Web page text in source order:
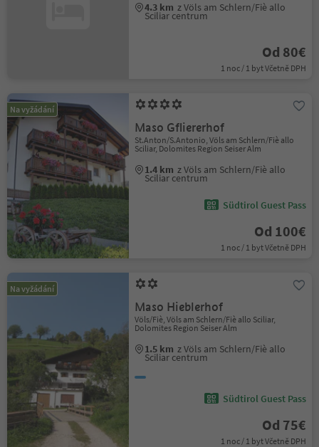
4.3 km z Völs am Schlern/Fiè allo
Sciliar centrum
Od 80€
1 noc / 1 byt Včetně DPH
Na vyžádání
Maso Gfliererhof
St.Anton/S.Antonio, Völs am Schlern/Fiè allo
Sciliar, Dolomites Region Seiser Alm
1.4 km z Völs am Schlern/Fiè allo
Sciliar centrum
Südtirol Guest Pass
Od 100€
1 noc / 1 byt Včetně DPH
Na vyžádání
Maso Hieblerhof
Völs/Fiè, Völs am Schlern/Fiè allo Sciliar,
Dolomites Region Seiser Alm
1.5 km z Völs am Schlern/Fiè allo
Sciliar centrum
Südtirol Guest Pass
Od 75€
1 noc / 1 byt Včetně DPH